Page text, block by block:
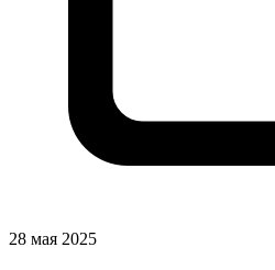
28 мая 2025